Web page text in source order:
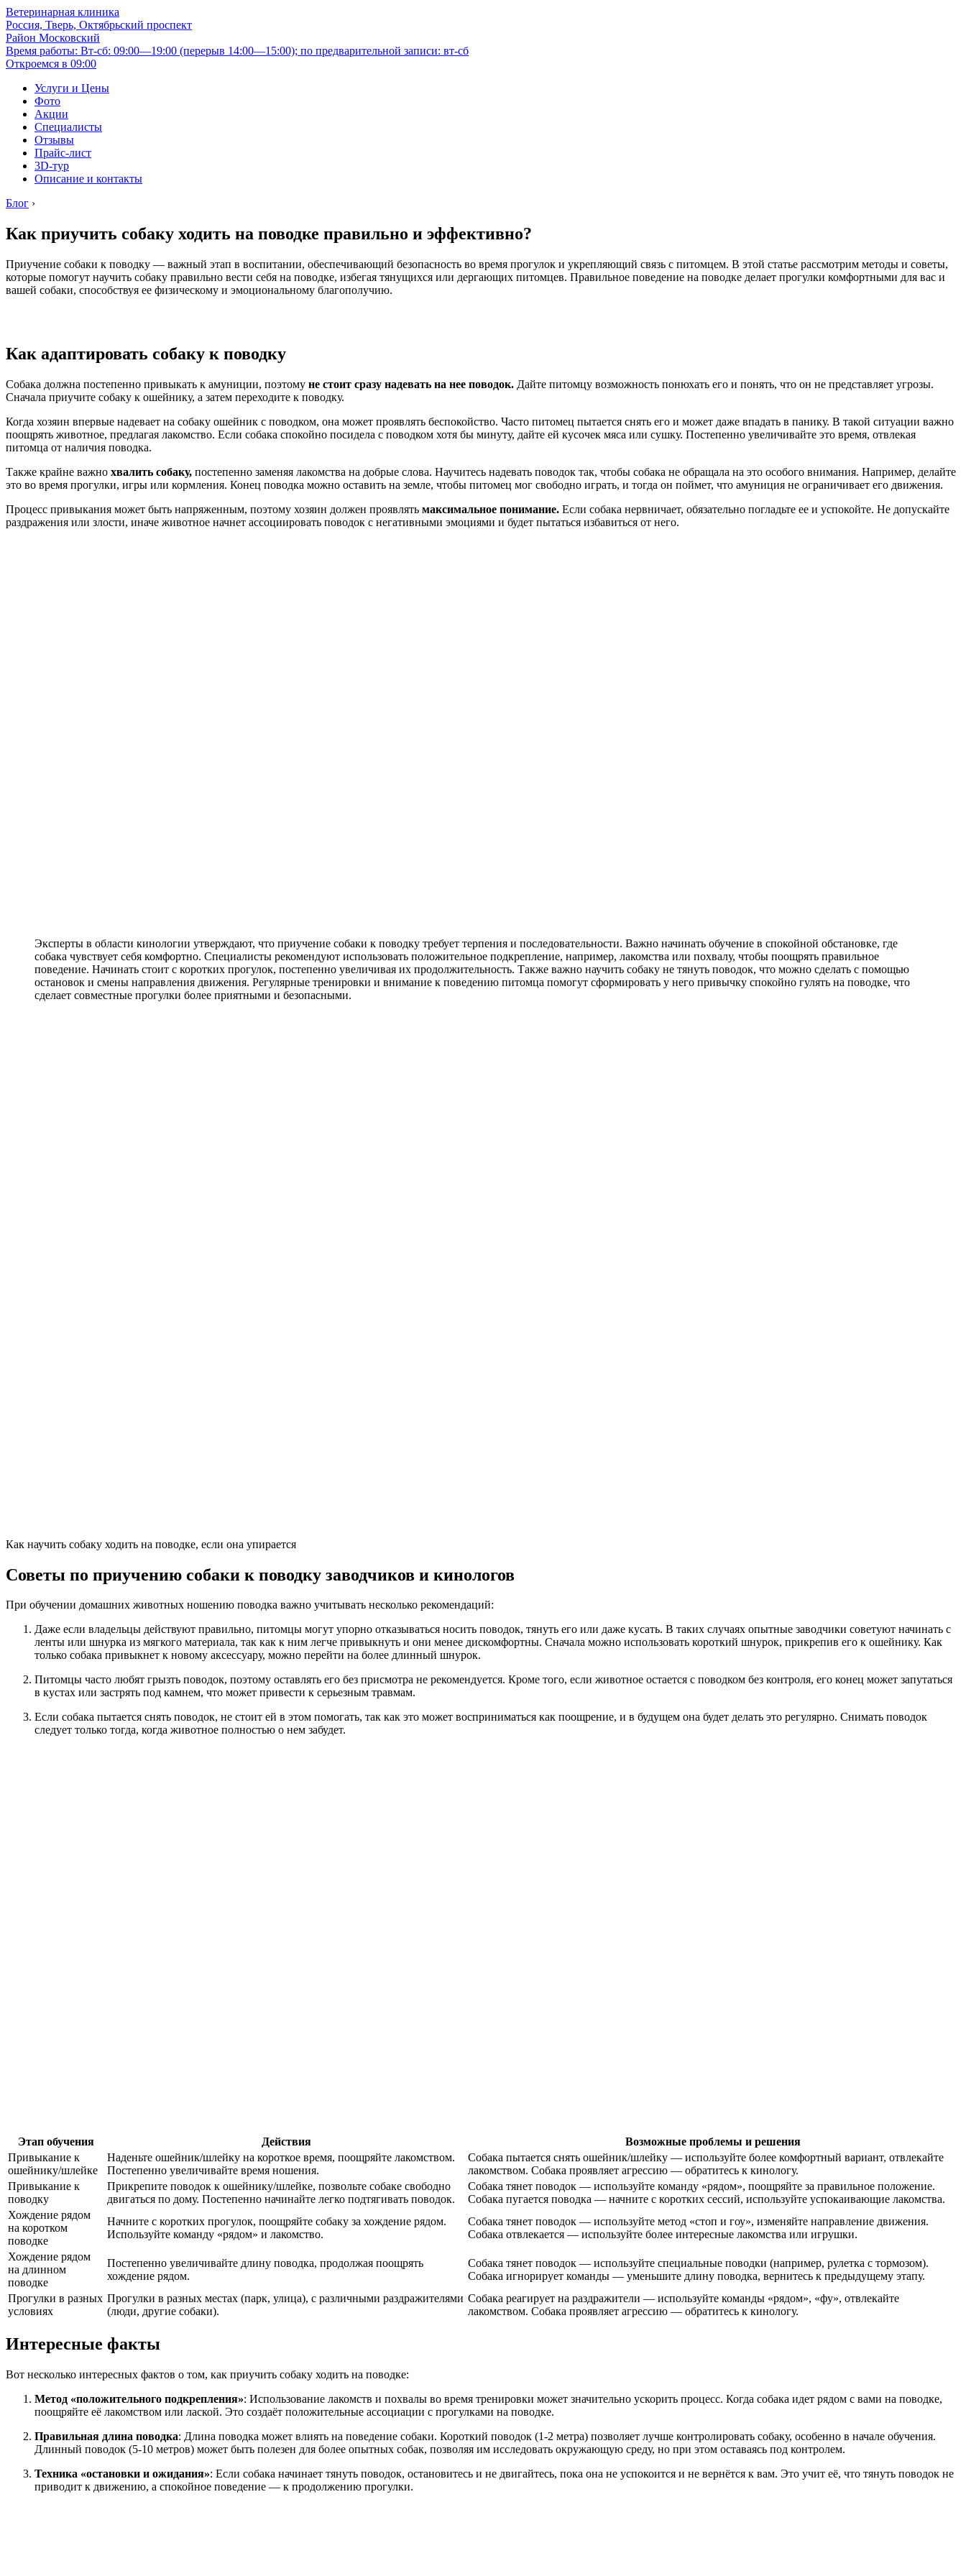
Ветеринарная клиника
Россия, Тверь, Октябрьский проспект
Район Московский
Время работы: Вт-сб: 09:00—19:00 (перерыв 14:00—15:00); по предварительной записи: вт-сб
Откроемся в 09:00
Услуги и Цены
Фото
Акции
Специалисты
Отзывы
Прайс-лист
3D-тур
Описание и контакты
Блог ›
Как приучить собаку ходить на поводке правильно и эффективно?
Приучение собаки к поводку — важный этап в воспитании, обеспечивающий безопасность во время прогулок и укрепляющий связь с питомцем. В этой статье рассмотрим методы и советы,
которые помогут научить собаку правильно вести себя на поводке, избегая тянущихся или дергающих питомцев. Правильное поведение на поводке делает прогулки комфортными для вас и
вашей собаки, способствуя ее физическому и эмоциональному благополучию.
Как адаптировать собаку к поводку
Собака должна постепенно привыкать к амуниции, поэтому не стоит сразу надевать на нее поводок. Дайте питомцу возможность понюхать его и понять, что он не представляет угрозы.
Сначала приучите собаку к ошейнику, а затем переходите к поводку.
Когда хозяин впервые надевает на собаку ошейник с поводком, она может проявлять беспокойство. Часто питомец пытается снять его и может даже впадать в панику. В такой ситуации важно
поощрять животное, предлагая лакомство. Если собака спокойно посидела с поводком хотя бы минуту, дайте ей кусочек мяса или сушку. Постепенно увеличивайте это время, отвлекая
питомца от наличия поводка.
Также крайне важно хвалить собаку, постепенно заменяя лакомства на добрые слова. Научитесь надевать поводок так, чтобы собака не обращала на это особого внимания. Например, делайте
это во время прогулки, игры или кормления. Конец поводка можно оставить на земле, чтобы питомец мог свободно играть, и тогда он поймет, что амуниция не ограничивает его движения.
Процесс привыкания может быть напряженным, поэтому хозяин должен проявлять максимальное понимание. Если собака нервничает, обязательно погладьте ее и успокойте. Не допускайте
раздражения или злости, иначе животное начнет ассоциировать поводок с негативными эмоциями и будет пытаться избавиться от него.
Эксперты в области кинологии утверждают, что приучение собаки к поводку требует терпения и последовательности. Важно начинать обучение в спокойной обстановке, где
собака чувствует себя комфортно. Специалисты рекомендуют использовать положительное подкрепление, например, лакомства или похвалу, чтобы поощрять правильное
поведение. Начинать стоит с коротких прогулок, постепенно увеличивая их продолжительность. Также важно научить собаку не тянуть поводок, что можно сделать с помощью
остановок и смены направления движения. Регулярные тренировки и внимание к поведению питомца помогут сформировать у него привычку спокойно гулять на поводке, что
сделает совместные прогулки более приятными и безопасными.
Как научить собаку ходить на поводке, если она упирается
Советы по приучению собаки к поводку заводчиков и кинологов
При обучении домашних животных ношению поводка важно учитывать несколько рекомендаций:
Даже если владельцы действуют правильно, питомцы могут упорно отказываться носить поводок, тянуть его или даже кусать. В таких случаях опытные заводчики советуют начинать с
ленты или шнурка из мягкого материала, так как к ним легче привыкнуть и они менее дискомфортны. Сначала можно использовать короткий шнурок, прикрепив его к ошейнику. Как
только собака привыкнет к новому аксессуару, можно перейти на более длинный шнурок.
Питомцы часто любят грызть поводок, поэтому оставлять его без присмотра не рекомендуется. Кроме того, если животное остается с поводком без контроля, его конец может запутаться
в кустах или застрять под камнем, что может привести к серьезным травмам.
Если собака пытается снять поводок, не стоит ей в этом помогать, так как это может восприниматься как поощрение, и в будущем она будет делать это регулярно. Снимать поводок
следует только тогда, когда животное полностью о нем забудет.
Этап обучения Действия
Возможные проблемы и решения
Привыкание к
ошейнику/шлейке
Наденьте ошейник/шлейку на короткое время, поощряйте лакомством.
Постепенно увеличивайте время ношения.
Собака пытается снять ошейник/шлейку — используйте более комфортный вариант, отвлекайте
лакомством. Собака проявляет агрессию — обратитесь к кинологу.
Привыкание к
поводку
Прикрепите поводок к ошейнику/шлейке, позвольте собаке свободно
двигаться по дому. Постепенно начинайте легко подтягивать поводок.
Собака тянет поводок — используйте команду «рядом», поощряйте за правильное положение.
Собака пугается поводка — начните с коротких сессий, используйте успокаивающие лакомства.
Хождение рядом
на коротком
поводке
Начните с коротких прогулок, поощряйте собаку за хождение рядом.
Используйте команду «рядом» и лакомство.
Собака тянет поводок — используйте метод «стоп и гоу», изменяйте направление движения.
Собака отвлекается — используйте более интересные лакомства или игрушки.
Хождение рядом
на длинном
поводке
Постепенно увеличивайте длину поводка, продолжая поощрять
хождение рядом.
Собака тянет поводок — используйте специальные поводки (например, рулетка с тормозом).
Собака игнорирует команды — уменьшите длину поводка, вернитесь к предыдущему этапу.
Прогулки в разных
условиях
Прогулки в разных местах (парк, улица), с различными раздражителями
(люди, другие собаки).
Собака реагирует на раздражители — используйте команды «рядом», «фу», отвлекайте
лакомством. Собака проявляет агрессию — обратитесь к кинологу.
Интересные факты
Вот несколько интересных фактов о том, как приучить собаку ходить на поводке:
Метод «положительного подкрепления»: Использование лакомств и похвалы во время тренировки может значительно ускорить процесс. Когда собака идет рядом с вами на поводке,
поощряйте её лакомством или лаской. Это создаёт положительные ассоциации с прогулками на поводке.
Правильная длина поводка: Длина поводка может влиять на поведение собаки. Короткий поводок (1-2 метра) позволяет лучше контролировать собаку, особенно в начале обучения.
Длинный поводок (5-10 метров) может быть полезен для более опытных собак, позволяя им исследовать окружающую среду, но при этом оставаясь под контролем.
Техника «остановки и ожидания»: Если собака начинает тянуть поводок, остановитесь и не двигайтесь, пока она не успокоится и не вернётся к вам. Это учит её, что тянуть поводок не
приводит к движению, а спокойное поведение — к продолжению прогулки.